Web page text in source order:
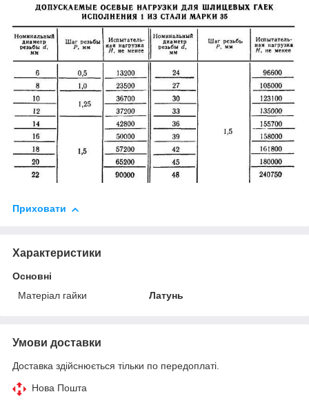
Приховати
Характеристики
Основні
Матеріал гайки
Латунь
Умови доставки
Доставка здійснюється тільки по передоплаті.
Нова Пошта